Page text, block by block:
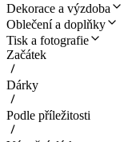
Dekorace a výzdoba
Oblečení a doplňky
Tisk a fotografie
Začátek
Dárky
Podle příležitosti